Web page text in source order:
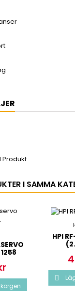
Produkt
I SAMMA
HPI
